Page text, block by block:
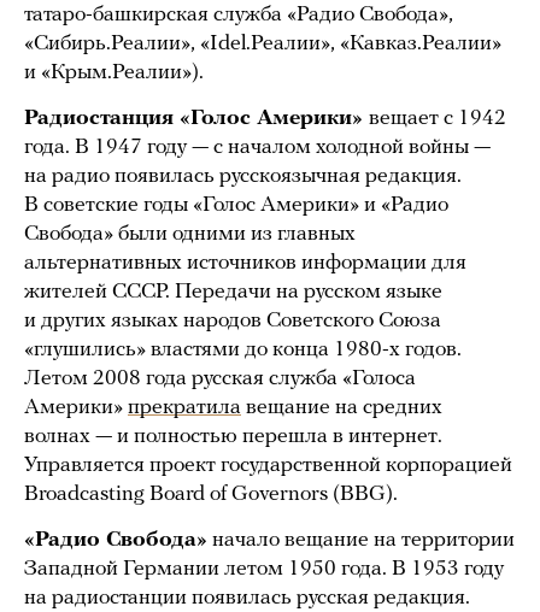
татаро-башкирская служба «Радио Свобода»,
«Сибирь.Реалии», «Idel.Реалии», «Кавказ.Реалии»
и «Крым.Реалии»).
Радиостанция «Голос Америки» вещает с 1942
года. В 1947 году — с началом холодной войны —
на радио появилась русскоязычная редакция.
В советские годы «Голос Америки» и «Радио
Свобода» были одними из главных
альтернативных источников информации для
жителей СССР. Передачи на русском языке
и других языках народов Советского Союза
«глушились» властями до конца 1980-х годов.
Летом 2008 года русская служба «Голоса
Америки» прекратила вещание на средних
волнах — и полностью перешла в интернет.
Управляется проект государственной корпорацией
Broadcasting Board of Governors (BBG).
«Радио Свобода» начало вещание на территории
Западной Германии летом 1950 года. В 1953 году
на радиостанции появилась русская редакция.